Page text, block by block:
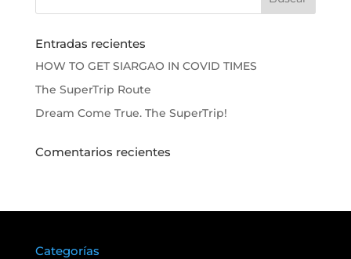
Entradas recientes
HOW TO GET SIARGAO IN COVID TIMES
The SuperTrip Route
Dream Come True. The SuperTrip!
Comentarios recientes
Categorías